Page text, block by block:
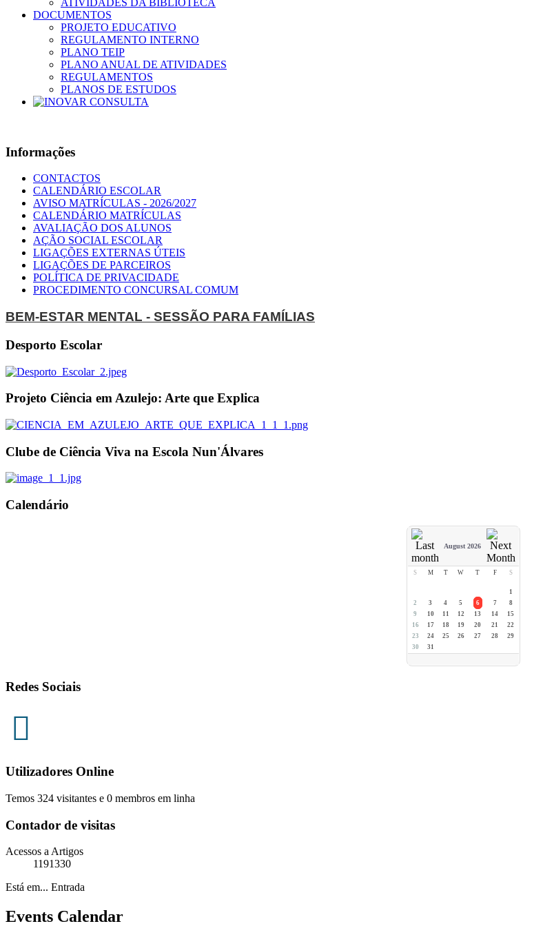
ATIVIDADES DA BIBLIOTECA
DOCUMENTOS
PROJETO EDUCATIVO
REGULAMENTO INTERNO
PLANO TEIP
PLANO ANUAL DE ATIVIDADES
REGULAMENTOS
PLANOS DE ESTUDOS
Informações
CONTACTOS
CALENDÁRIO ESCOLAR
AVISO MATRÍCULAS - 2026/2027
CALENDÁRIO MATRÍCULAS
AVALIAÇÃO DOS ALUNOS
AÇÃO SOCIAL ESCOLAR
LIGAÇÕES EXTERNAS ÚTEIS
LIGAÇÕES DE PARCEIROS
POLÍTICA DE PRIVACIDADE
PROCEDIMENTO CONCURSAL COMUM
BEM-ESTAR MENTAL - SESSÃO PARA FAMÍLIAS
Desporto Escolar
Projeto Ciência em Azulejo: Arte que Explica
Clube de Ciência Viva na Escola Nun'Álvares
Calendário
August 2026
S M T W T F S
1
2
3 4 5 6 7
8
9
10 11 12 13 14
15
16
17 18 19 20 21
22
23
24 25 26 27 28
29
30
31
Redes Sociais
Utilizadores Online
Temos 324 visitantes e 0 membros em linha
Contador de visitas
Acessos a Artigos
1191330
Está em... Entrada
Events Calendar